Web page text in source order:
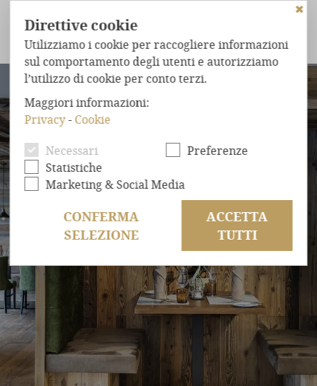
CHALET ARRIVO IN RELAX POSIZIONE CENTRALE
CHALETNEL BOSCO
BENESSEREASSOLUTO
POSIZIONEESCLUSIVA
RICHIESTA
✖
Direttive cookie
Utilizziamo i cookie per raccogliere informazioni
sul comportamento degli utenti e autorizziamo
l’utilizzo di cookie per conto terzi.
Maggiori informazioni:
Privacy-Cookie
Necessari
Preferenze
Statistiche
Marketing & Social Media
CONFERMA
SELEZIONE
ACCETTA
TUTTI